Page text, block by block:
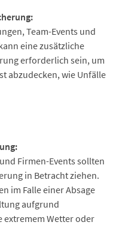
Team-Events und
eine zusätzliche
erforderlich sein, um
abzudecken, wie Unfälle
Firmen-Events sollten
in Betracht ziehen.
im Falle einer Absage
aufgrund
extremem Wetter oder